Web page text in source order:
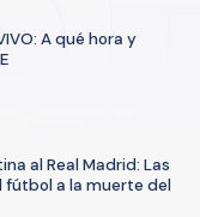
A qué hora y
al Real Madrid: Las
fútbol a la muerte del